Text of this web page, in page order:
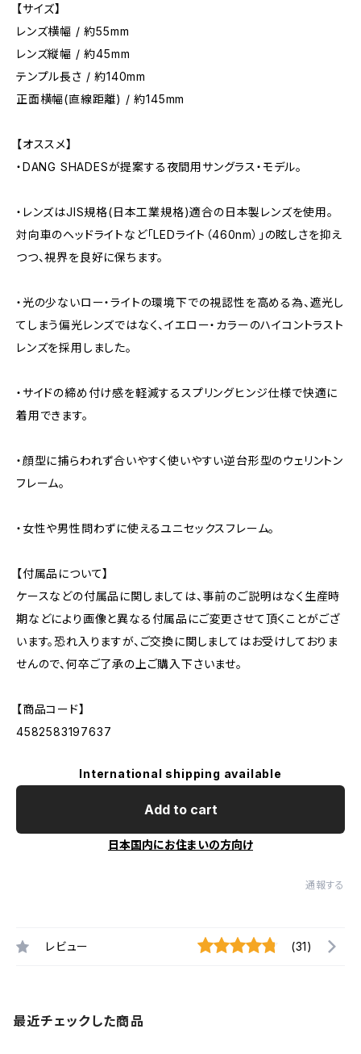
【サイズ】
レンズ横幅 / 約55mm
レンズ縦幅 / 約45mm
テンプル長さ / 約140mm
正面横幅(直線距離) / 約145mm
【オススメ】
・DANG SHADESが提案する夜間用サングラス・モデル。
・レンズはJIS規格(日本工業規格)適合の日本製レンズを使用。
対向車のヘッドライトなど「LEDライト（460nm）」の眩しさを抑え
つつ、視界を良好に保ちます。
・光の少ないロー・ライトの環境下での視認性を高める為、遮光し
てしまう偏光レンズではなく、イエロー・カラーのハイコントラスト
レンズを採用しました。
・サイドの締め付け感を軽減するスプリングヒンジ仕様で快適に
着用できます。
・顔型に捕らわれず合いやすく使いやすい逆台形型のウェリントン
フレーム。
・女性や男性問わずに使えるユニセックスフレーム。
【付属品について】
ケースなどの付属品に関しましては、事前のご説明はなく生産時
期などにより画像と異なる付属品にご変更させて頂くことがござ
います。恐れ入りますが、ご交換に関しましてはお受けしておりま
せんので、何卒ご了承の上ご購入下さいませ。
【商品コード】
4582583197637
International shipping available
Add to cart
日本国内にお住まいの方向け
通報する
レビュー (31)
最近チェックした商品